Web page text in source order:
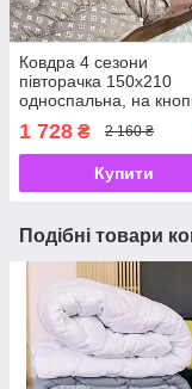
Ковдра 4 сезони
півторачка 150х210
односпальна, на
з наповнювачем
холлофайбера ТМ
1 728 ₴ 2 160 ₴
Купити
Подібні товари